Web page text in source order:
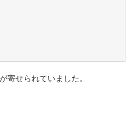
寄せられていました。